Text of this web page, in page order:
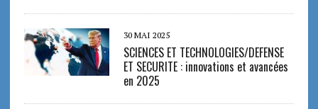
30 MAI 2025
SCIENCES ET TECHNOLOGIES/DEFENSE
ET SECURITE : innovations et avancées
en 2025